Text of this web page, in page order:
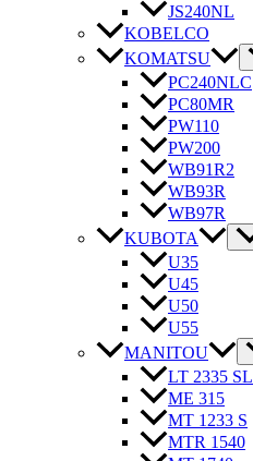
JS240NL
KOBELCO
KOMATSU
PC240NLC
PC80MR
PW110
PW200
WB91R2
WB93R
WB97R
KUBOTA
U35
U45
U50
U55
MANITOU
LT 2335 SL
ME 315
MT 1233 S
MTR 1540